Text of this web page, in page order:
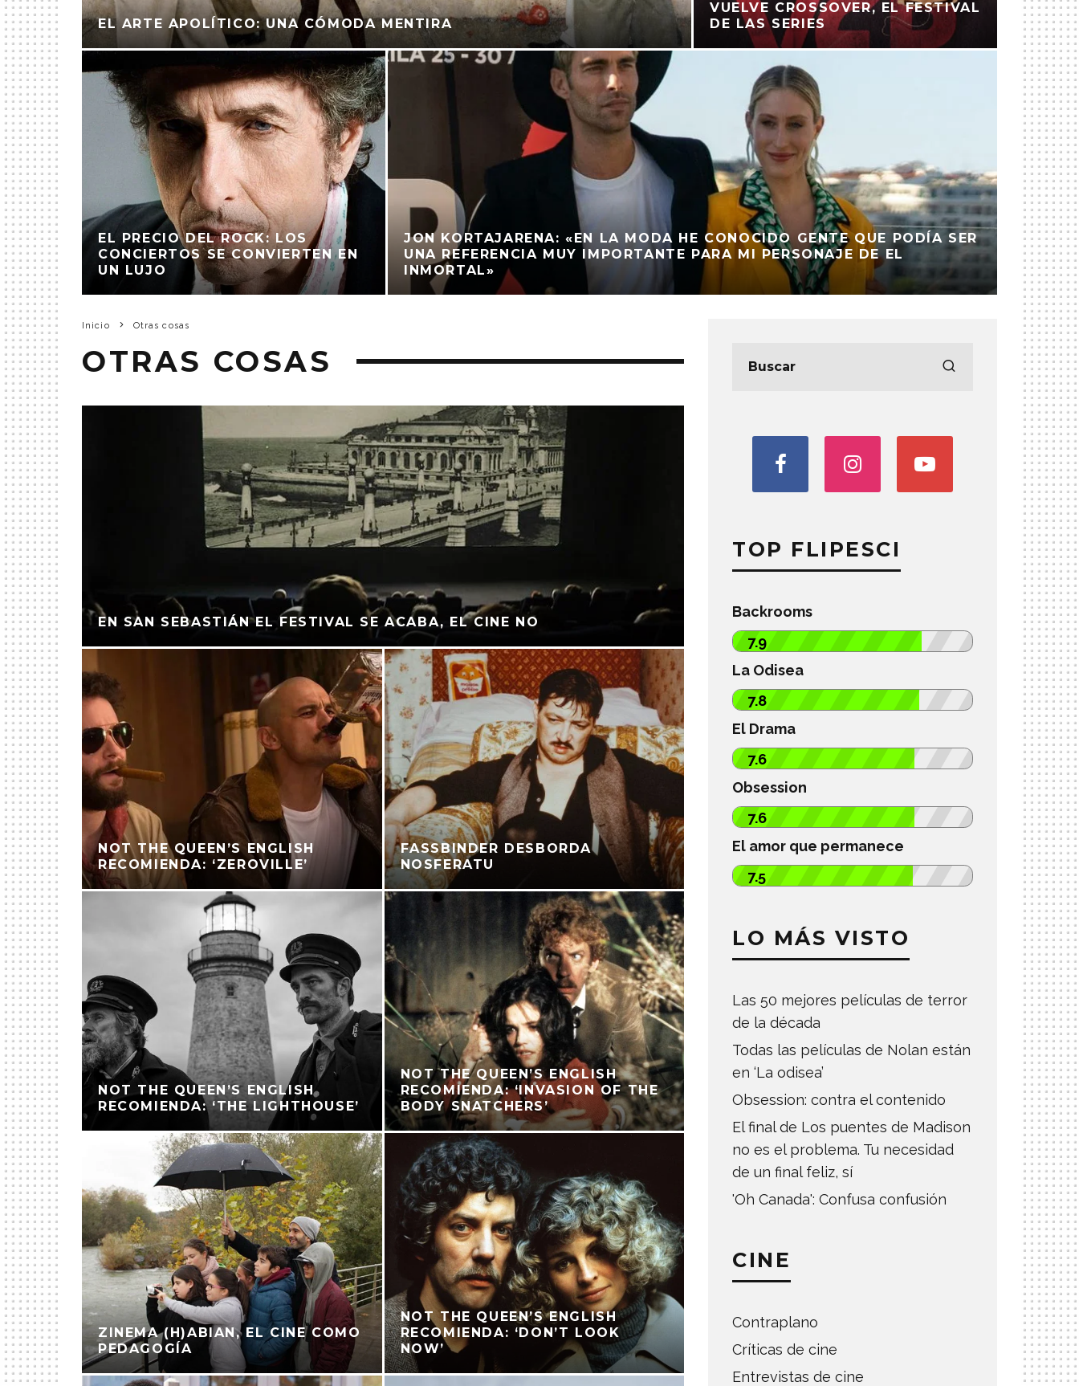
EL ARTE APOLÍTICO: UNA CÓMODA MENTIRA
VUELVE CROSSOVER, EL FESTIVAL
DE LAS SERIES
EL PRECIO DEL ROCK: LOS
CONCIERTOS SE CONVIERTEN EN
UN LUJO
JON KORTAJARENA: «EN LA MODA HE CONOCIDO GENTE QUE PODÍA SER
UNA REFERENCIA MUY IMPORTANTE PARA MI PERSONAJE DE EL
INMORTAL»
Inicio Otras cosas
OTRAS COSAS
EN SAN SEBASTIÁN EL FESTIVAL SE ACABA, EL CINE NO
NOT THE QUEEN’S ENGLISH
RECOMIENDA: ‘ZEROVILLE’
FASSBINDER DESBORDA
NOSFERATU
NOT THE QUEEN’S ENGLISH
RECOMIENDA: ‘THE LIGHTHOUSE’
NOT THE QUEEN’S ENGLISH
RECOMIENDA: ‘INVASION OF THE
BODY SNATCHERS’
ZINEMA (H)ABIAN, EL CINE COMO
PEDAGOGÍA
NOT THE QUEEN’S ENGLISH
RECOMIENDA: ‘DON’T LOOK
NOW’
TOP FLIPESCI
Backrooms
7.9
La Odisea
7.8
El Drama
7.6
Obsession
7.6
El amor que permanece
7.5
LO MÁS VISTO
Las 50 mejores películas de terror
de la década
Todas las películas de Nolan están
en ‘La odisea’
Obsession: contra el contenido
El final de Los puentes de Madison
no es el problema. Tu necesidad
de un final feliz, sí
'Oh Canada': Confusa confusión
CINE
Contraplano
Críticas de cine
Entrevistas de cine